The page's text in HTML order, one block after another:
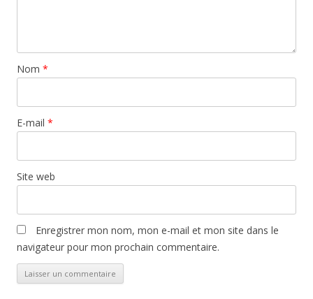
Nom *
E-mail *
Site web
Enregistrer mon nom, mon e-mail et mon site dans le
navigateur pour mon prochain commentaire.